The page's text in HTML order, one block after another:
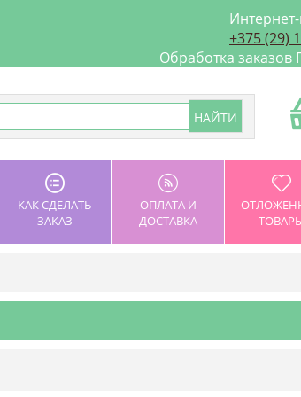
+375 (29)
Обработка заказов
КАК СДЕЛАТЬ
ЗАКАЗ
ОПЛАТА И
ДОСТАВКА